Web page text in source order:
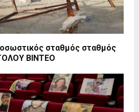
σταθμός σταθμός
ΒΙΝΤΕΟ